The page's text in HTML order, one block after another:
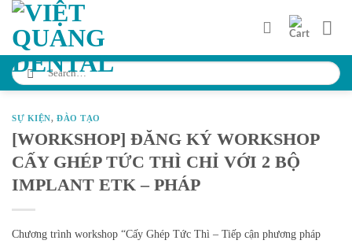
Skip
content
Search
for:
SỰ KIỆN,ĐÀO TẠO
[WORKSHOP] ĐĂNG KÝ WORKSHOP
CẤY GHÉP TỨC THÌ CHỈ VỚI 2 BỘ
IMPLANT ETK – PHÁP
Chương trình workshop “Cấy Ghép Tức Thì – Tiếp cận phương pháp